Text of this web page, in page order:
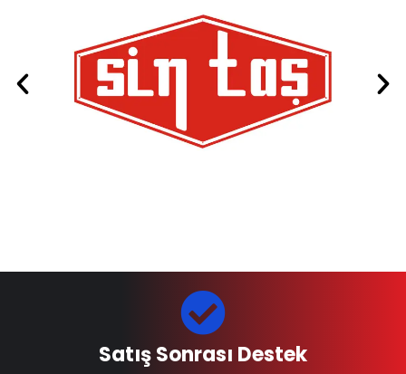
Satış Sonrası Destek